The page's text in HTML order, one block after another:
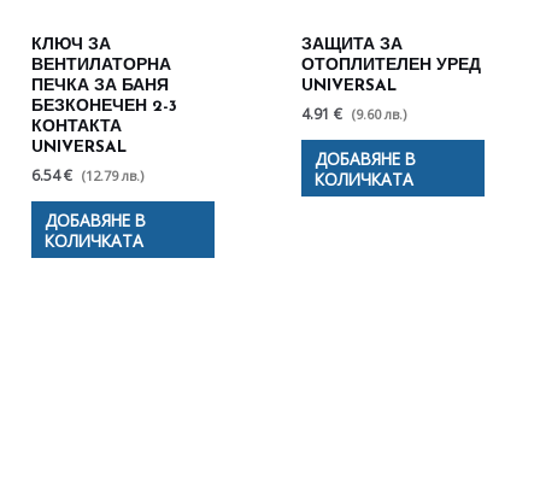
КЛЮЧ ЗА
ВЕНТИЛАТОРНА
ПЕЧКА ЗА БАНЯ
БЕЗКОНЕЧЕН 2-3
КОНТАКТА
UNIVERSAL
6.54 € (12.79 лв.)
ДОБАВЯНЕ В
КОЛИЧКАТА
ЗАЩИТА ЗА
ОТОПЛИТЕЛЕН УРЕД
UNIVERSAL
4.91 € (9.60 лв.)
ДОБАВЯНЕ В
КОЛИЧКАТА